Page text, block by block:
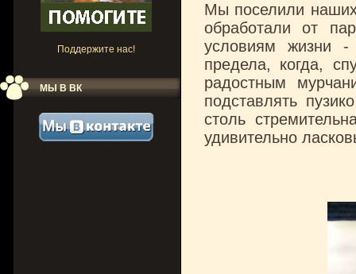
Поддержите нас!
МЫ В ВК
Мы поселили
обработали от
условиям жизни
предела, когда,
радостным
подставлять
столь
удивительно